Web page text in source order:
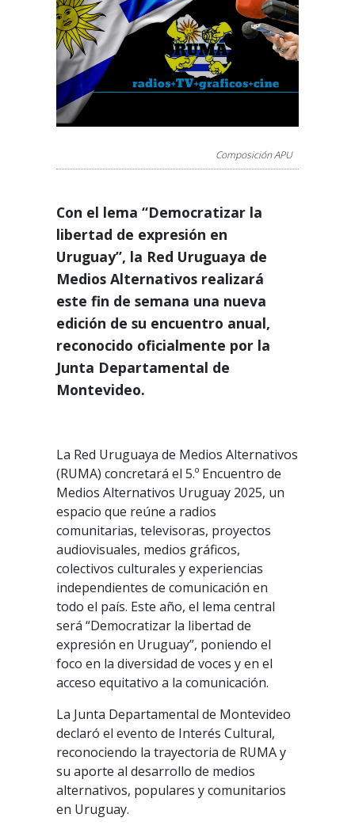
Composición APU
Con el lema “Democratizar la
libertad de expresión en
Uruguay”, la Red Uruguaya de
Medios Alternativos realizará
este fin de semana una nueva
edición de su encuentro anual,
reconocido oficialmente por la
Junta Departamental de
Montevideo.
La Red Uruguaya de Medios Alternativos
(RUMA) concretará el 5.º Encuentro de
Medios Alternativos Uruguay 2025, un
espacio que reúne a radios
comunitarias, televisoras, proyectos
audiovisuales, medios gráficos,
colectivos culturales y experiencias
independientes de comunicación en
todo el país. Este año, el lema central
será “Democratizar la libertad de
expresión en Uruguay”, poniendo el
foco en la diversidad de voces y en el
acceso equitativo a la comunicación.
La Junta Departamental de Montevideo
declaró el evento de Interés Cultural,
reconociendo la trayectoria de RUMA y
su aporte al desarrollo de medios
alternativos, populares y comunitarios
en Uruguay.